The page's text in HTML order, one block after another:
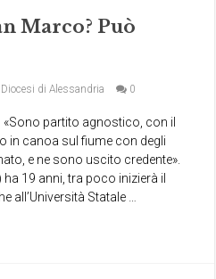
Marco? Può
Diocesi di Alessandria 0
partito agnostico, con il
in canoa sul fiume con degli
e ne sono uscito credente».
19 anni, tra poco inizierà il
all’Università Statale …